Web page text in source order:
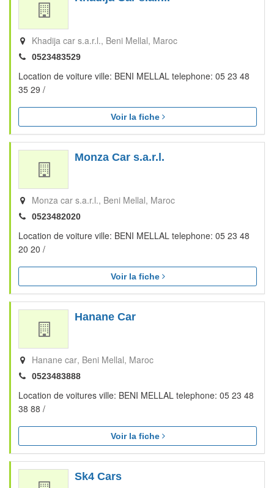
Khadija car s.a.r.l. Beni Mellal Maroc
0523483529
Location de voiture ville: BENI MELLAL telephone: 05 23 48
35 29 /
Voir la fiche
Monza Car s.a.r.l.
Monza car s.a.r.l. Beni Mellal Maroc
0523482020
Location de voiture ville: BENI MELLAL telephone: 05 23 48
20 20 /
Voir la fiche
Hanane Car
Hanane car Beni Mellal Maroc
0523483888
Location de voitures ville: BENI MELLAL telephone: 05 23 48
38 88 /
Voir la fiche
Sk4 Cars